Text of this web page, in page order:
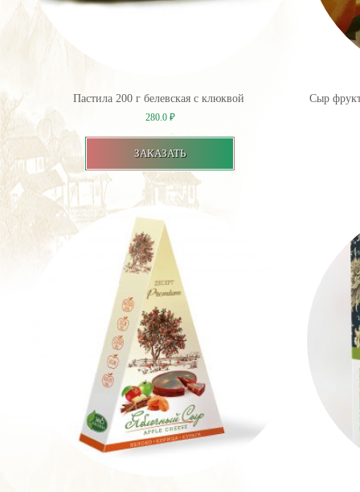
Пастила 200 г белевская с клюквой
280.0 ₽
ЗАКАЗАТЬ
Сыр